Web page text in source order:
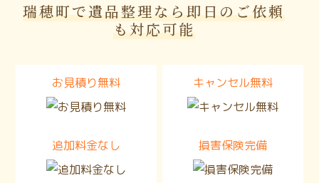
瑞穂町で遺品整理なら即日のご依頼
も対応可能
お見積り無料 キャンセル無料
追加料金なし 損害保険完備